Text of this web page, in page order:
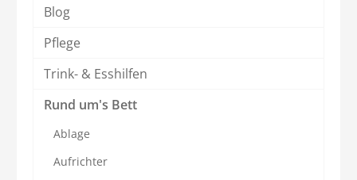
Blog
Pflege
Trink- & Esshilfen
Rund um's Bett
Ablage
Aufrichter